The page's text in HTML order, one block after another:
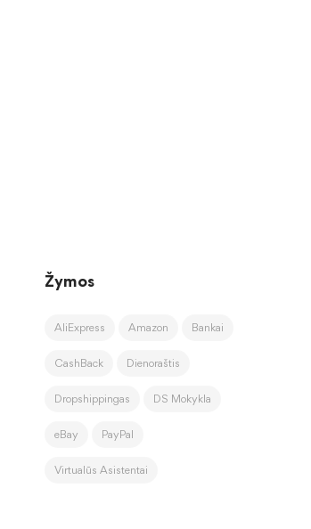
Žymos
AliExpress Amazon Bankai
CashBack Dienoraštis
Dropshippingas DS Mokykla
eBay PayPal
Virtualūs Asistentai